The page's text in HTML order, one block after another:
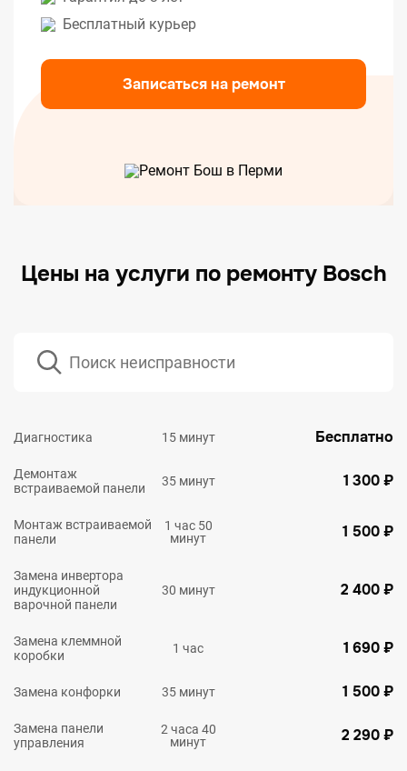
Бесплатный курьер
Записаться на ремонт
Цены на услуги по ремонту Bosch
Диагностика 15 минут Бесплатно
Демонтаж
встраиваемой панели
35 минут 1 300 ₽
Монтаж встраиваемой
панели
1 час 50
минут
1 500 ₽
Замена инвертора
индукционной
варочной панели
30 минут 2 400 ₽
Замена клеммной
коробки
1 час 1 690 ₽
Замена конфорки 35 минут 1 500 ₽
Замена панели
управления
2 часа 40
минут
2 290 ₽